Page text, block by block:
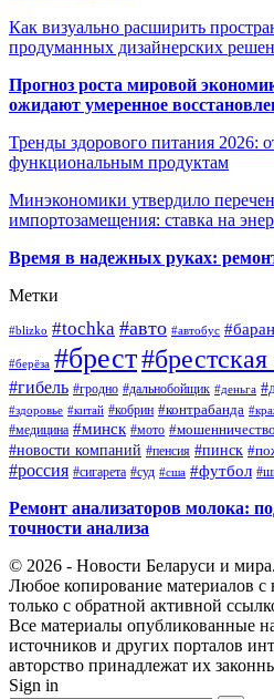
Как визуально расширить
продуманных дизайнерских
Прогноз роста мировой
ожидают умеренное
Тренды здорового питания 2026:
функциональным продуктам
Минэкономики утвердило
импортозамещения: ставка на
Время в надежных руках:
Метки
#blizko #tochka #авто #автобус
#берёза #брест
#гибель #гродно #дальнобойщик #деньга
#здоровье #китай #кобрин #контрабанда
#медицина #минск #мото #мошенничество
#новости компаний #пенсия #пинск
#россия #сигарета #суд #сша #футбол
Ремонт анализаторов молока:
точности анализа
© 2026 - Новости Беларуси и
Любое копирование материалов с
только с обратной активной
Все материалы опубликованные
источников и других порталов
авторство принадлежат их
Sign in